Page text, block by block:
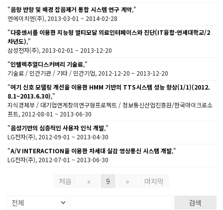
"음향 반향 및 배경 잡음제거 통합 시스템 연구 계약,"
엔에이치엔(주), 2013-03-01 ~ 2014-02-28
"다중센서를 이용한 지능형 멀티모달 의료인터페이스와 진단(IT융합-연세대학교/2
차년도),"
삼성전자(주), 2013-02-01 ~ 2013-12-20
"인텔렉추얼디스커버리 기술료,"
기술료 / 민간기관 / 기타 / 민간기업, 2012-12-20 ~ 2013-12-20
"여기 신호 모델링 개선을 이용한 HMM 기반의 TTS시스템 성능 향상(1/1)(2012.
8.1~2013.6.30),"
지식경제부 / 대기업연계창의연구형프로젝트 / 정보통신산업진흥원/한국마이크로소
프트, 2012-08-01 ~ 2013-06-30
"음성기반의 심층적인 사용자 인식 개발,"
LG전자(주), 2012-09-01 ~ 2013-04-30
"A/V INTERACTION을 이용한 차세대 실감 영상통신 시스템 개발,"
LG전자(주), 2012-07-01 ~ 2013-06-30
처음 « 9 » 마지막
검색